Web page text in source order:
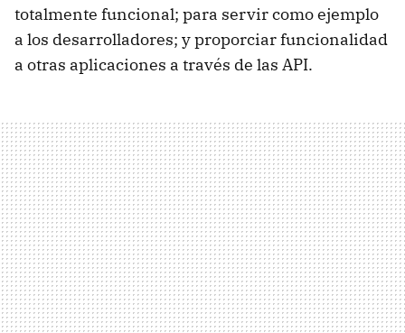
totalmente funcional; para servir como ejemplo
a los desarrolladores; y proporciar funcionalidad
a otras aplicaciones a través de las API.